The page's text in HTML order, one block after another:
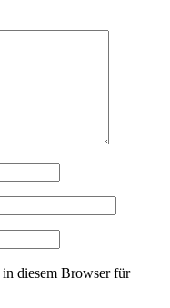
diesem Browser für